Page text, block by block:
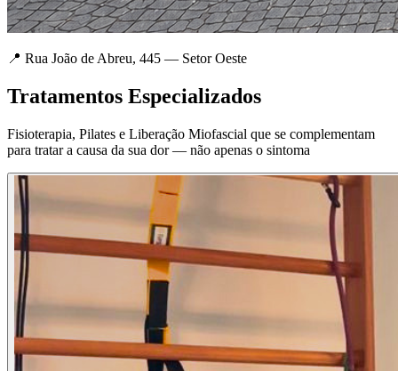
📍 Rua João de Abreu, 445 — Setor Oeste
Tratamentos Especializados
Fisioterapia, Pilates e Liberação Miofascial que se complementam
para tratar a causa da sua dor — não apenas o sintoma